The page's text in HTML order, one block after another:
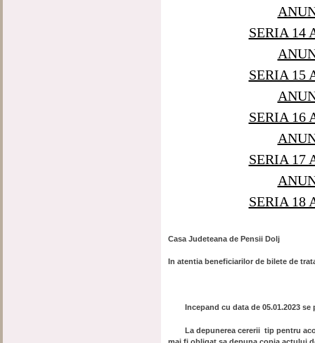
SERIA 14
SERIA 15
SERIA 16
SERIA 17
SERIA 18
Casa Judeteana de Pensii Dolj
In atentia beneficiarilor de bilete de
Incepand cu data de 05.01.2023 se
La depunerea cererii tip pentru